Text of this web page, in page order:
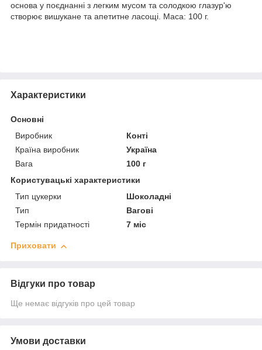
основа у поєднанні з легким мусом та солодкою глазур'ю
створює вишукане та апетитне ласощі. Маса: 100 г.
Характеристики
Основні
Виробник
Конті
Країна виробник
Україна
Вага
100 г
Користувацькі характеристики
Тип цукерки
Шоколадні
Тип
Вагові
Термін придатності
7 міс
Приховати
Відгуки про товар
Ще немає відгуків про цей товар
Умови доставки